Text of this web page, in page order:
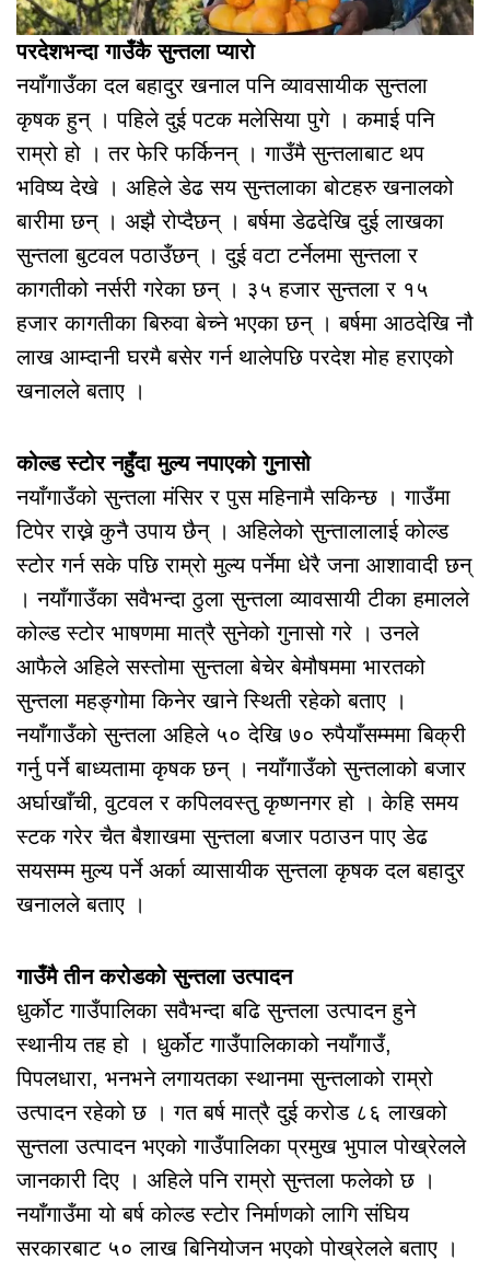
परदेशभन्दा गाउँकै सुन्तला प्यारो
नयाँगाउँका दल बहादुर खनाल पनि व्यावसायीक सुन्तला
कृषक हुन् । पहिले दुई पटक मलेसिया पुगे । कमाई पनि
राम्रो हो । तर फेरि फर्किनन् । गाउँमै सुन्तलाबाट थप
भविष्य देखे । अहिले डेढ सय सुन्तलाका बोटहरु खनालको
बारीमा छन् । अझै रोप्दैछन् । बर्षमा डेढदेखि दुई लाखका
सुन्तला बुटवल पठाउँछन् । दुई वटा टर्नेलमा सुन्तला र
कागतीको नर्सरी गरेका छन् । ३५ हजार सुन्तला र १५
हजार कागतीका बिरुवा बेच्ने भएका छन् । बर्षमा आठदेखि नौ
लाख आम्दानी घरमै बसेर गर्न थालेपछि परदेश मोह हराएको
खनालले बताए ।
कोल्ड स्टोर नहुँदा मुल्य नपाएको गुनासो
नयाँगाउँको सुन्तला मंसिर र पुस महिनामै सकिन्छ । गाउँमा
टिपेर राख्ने कुनै उपाय छैन् । अहिलेको सुन्तालालाई कोल्ड
स्टोर गर्न सके पछि राम्रो मुल्य पर्नेमा धेरै जना आशावादी छन्
। नयाँगाउँका सवैभन्दा ठुला सुन्तला व्यावसायी टीका हमालले
कोल्ड स्टोर भाषणमा मात्रै सुनेको गुनासो गरे । उनले
आफैले अहिले सस्तोमा सुन्तला बेचेर बेमौषममा भारतको
सुन्तला महङ्गोमा किनेर खाने स्थिती रहेको बताए ।
नयाँगाउँको सुन्तला अहिले ५० देखि ७० रुपैयाँसम्ममा बिक्री
गर्नु पर्ने बाध्यतामा कृषक छन् । नयाँगाउँको सुन्तलाको बजार
अर्घाखाँची, वुटवल र कपिलवस्तु कृष्णनगर हो । केहि समय
स्टक गरेर चैत बैशाखमा सुन्तला बजार पठाउन पाए डेढ
सयसम्म मुल्य पर्ने अर्का व्यासायीक सुन्तला कृषक दल बहादुर
खनालले बताए ।
गाउँमै तीन करोडको सुन्तला उत्पादन
धुर्कोट गाउँपालिका सवैभन्दा बढि सुन्तला उत्पादन हुने
स्थानीय तह हो । धुर्कोट गाउँपालिकाको नयाँगाउँ,
पिपलधारा, भनभने लगायतका स्थानमा सुन्तलाको राम्रो
उत्पादन रहेको छ । गत बर्ष मात्रै दुई करोड ८६ लाखको
सुन्तला उत्पादन भएको गाउँपालिका प्रमुख भुपाल पोख्रेलले
जानकारी दिए । अहिले पनि राम्रो सुन्तला फलेको छ ।
नयाँगाउँमा यो बर्ष कोल्ड स्टोर निर्माणको लागि संघिय
सरकारबाट ५० लाख बिनियोजन भएको पोख्रेलले बताए ।